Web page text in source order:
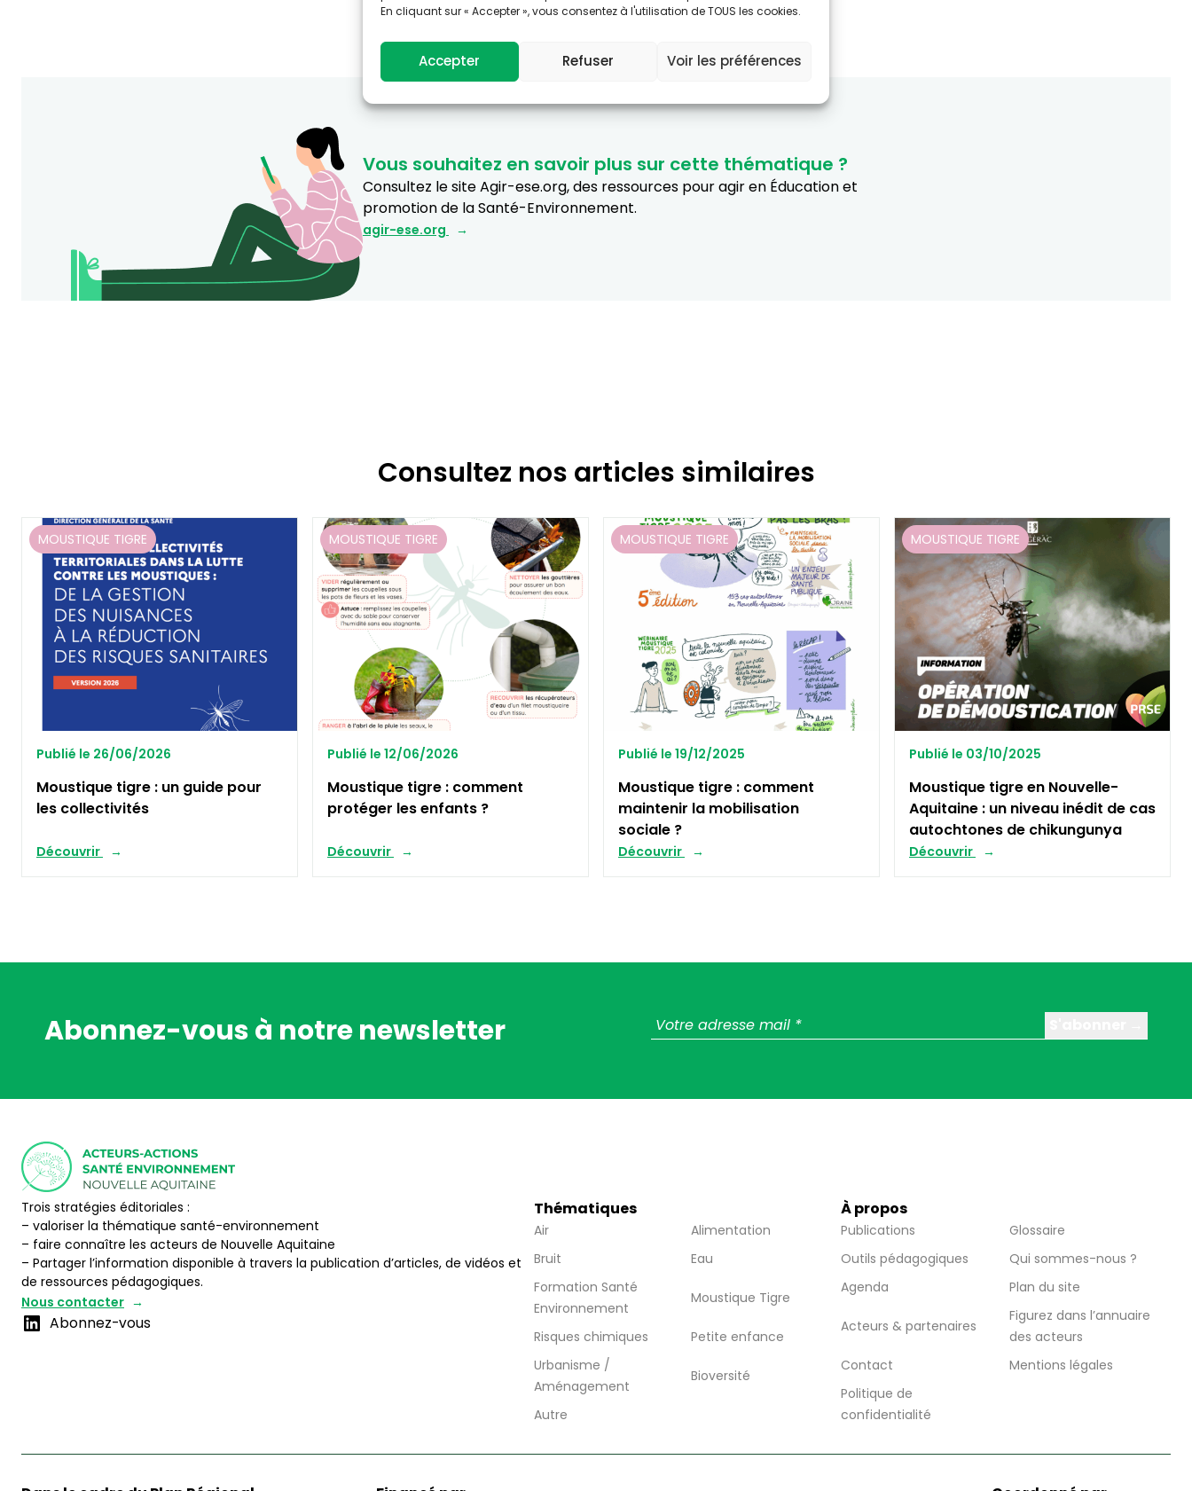
En cliquant sur « Accepter », vous consentez à l'utilisation de TOUS les cookies.
Accepter Refuser Voir les préférences
Vous souhaitez en savoir plus sur cette thématique ?
Consultez le site Agir-ese.org, des ressources pour agir en Éducation et
promotion de la Santé-Environnement.
agir-ese.org
Consultez nos articles similaires
MOUSTIQUE TIGRE
Publié le 26/06/2026
Moustique tigre : un guide pour
les collectivités
Découvrir
MOUSTIQUE TIGRE
Publié le 12/06/2026
Moustique tigre : comment
protéger les enfants ?
Découvrir
MOUSTIQUE TIGRE
Publié le 19/12/2025
Moustique tigre : comment
maintenir la mobilisation
sociale ?
Découvrir
MOUSTIQUE TIGRE
Publié le 03/10/2025
Moustique tigre en Nouvelle-
Aquitaine : un niveau inédit de cas
autochtones de chikungunya
Découvrir
Abonnez-vous à notre newsletter
Trois stratégies éditoriales :
– valoriser la thématique santé-environnement
– faire connaître les acteurs de Nouvelle Aquitaine
– Partager l’information disponible à travers la publication d’articles, de vidéos et
de ressources pédagogiques.
Nous contacter
Abonnez-vous
Thématiques
Air
Alimentation
Bruit
Eau
Formation Santé
Environnement
Moustique Tigre
Risques chimiques
Petite enfance
Urbanisme /
Aménagement
Bioversité
Autre
À propos
Publications
Glossaire
Outils pédagogiques
Qui sommes-nous ?
Agenda
Plan du site
Acteurs & partenaires
Figurez dans l’annuaire
des acteurs
Contact
Mentions légales
Politique de
confidentialité